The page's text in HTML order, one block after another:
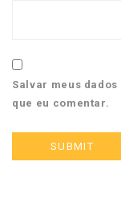
Salvar meus
que eu comentar.